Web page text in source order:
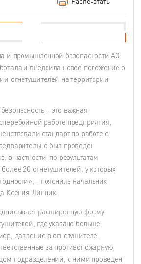
и промышленной безопасности АО
и внедрила новое положение о
огнетушителей на территории
– это важная
работе предприятия,
стандарт по работе с
был проведен
в частности, по результатам
20 огнетушителей, у которых
- пояснила начальник
Ксения Линник.
расширенную форму
где указано больше
давление в огнетушителе.
за противопожарную
подразделении, с ними проведен